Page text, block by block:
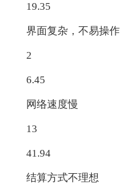
19.35
界面复杂，不易操作
2
6.45
网络速度慢
13
41.94
结算方式不理想